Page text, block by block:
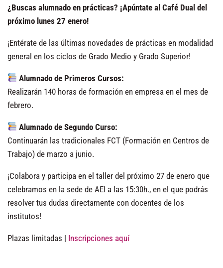
¿Buscas alumnado en prácticas? ¡Apúntate al Café Dual del
próximo lunes 27 enero!
¡Entérate de las últimas novedades de prácticas en modalidad
general en los ciclos de Grado Medio y Grado Superior!
Alumnado de Primeros Cursos:
Realizarán 140 horas de formación en empresa en el mes de
febrero.
Alumnado de Segundo Curso:
Continuarán las tradicionales FCT (Formación en Centros de
Trabajo) de marzo a junio.
¡Colabora y participa en el taller del próximo 27 de enero que
celebramos en la sede de AEI a las 15:30h., en el que podrás
resolver tus dudas directamente con docentes de los
institutos!
Plazas limitadas | Inscripciones aquí